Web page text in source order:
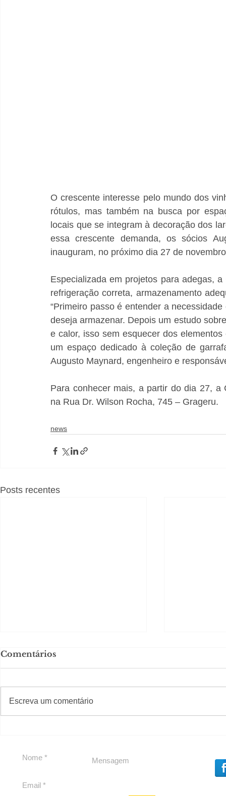
O crescente interesse pelo mundo dos
rótulos, mas também na busca por
locais que se integram à decoração dos
essa crescente demanda, os sócios
inauguram, no próximo dia 27 de
Especializada em projetos para adegas,
refrigeração correta, armazenamento
“Primeiro passo é entender a
deseja armazenar. Depois um estudo
e calor, isso sem esquecer dos
um espaço dedicado à coleção de
Augusto Maynard, engenheiro e
Para conhecer mais, a partir do dia 27, a
na Rua Dr. Wilson Rocha, 745 – Grageru.
news
Posts recentes
CAJUCIDADE
Comentários
Escreva um comentário
#Sugestões